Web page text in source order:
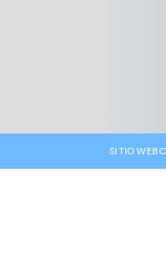
SITIO WEB